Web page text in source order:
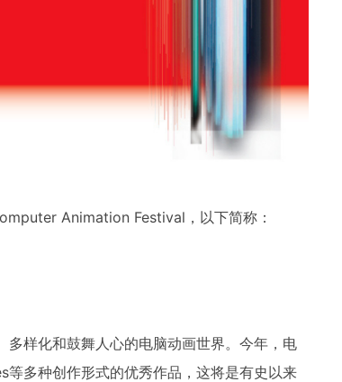
Animation Festival，以下简称：
多样化和鼓舞人心的电脑动画世界。今年，电
多种创作形式的优秀作品，这将是有史以来